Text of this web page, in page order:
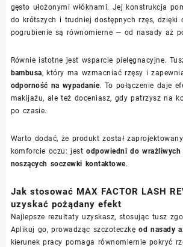
gęsto ułożonymi włóknami. Jej konstrukcja
do krótszych i trudniej dostępnych rzęs, dzięki
pogrubienie są równomierne — od nasady aż
Równie istotne jest wsparcie pielęgnacyjne.
bambusa, który ma wzmacniać rzęsy i
odporność na wypadanie. To połączenie daje
makijażu, ale też doceniasz, gdy patrzysz na
po czasie.
Warto dodać, że produkt został
komforcie oczu: jestodpowiedni do wrażliwych
noszących soczewki kontaktowe.
Jak stosować MAX FACTOR LASH
uzyskać pożądany efekt
Najlepsze rezultaty uzyskasz, stosując tusz
Aplikuj go, prowadząc szczoteczkęod nasady
kierunek pracy pomaga równomiernie pokryć